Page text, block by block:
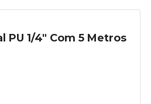
PU 1/4" Com 5 Metros